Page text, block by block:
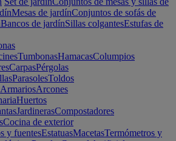
Mesas de jardínConjuntos de sofás de
Bancos de jardínSillas colgantesEstufas de
TumbonasHamacasColumpios
CarpasPérgolas
ParasolesToldos
ArmariosArcones
Huertos
JardinerasCompostadores
Cocina de exterior
y fuentesEstatuasMacetasTermómetros y